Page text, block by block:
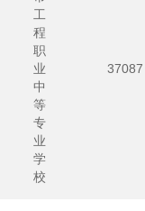
工
程
职
业
中
等
专
业
学
校
37087